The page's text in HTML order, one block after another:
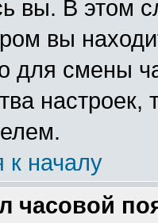
вы. В этом
вы
для смены
настроек,
к началу
часовой